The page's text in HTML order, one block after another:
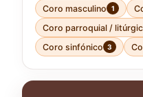
Coro masculino 1
Coro parroquial /
Coro sinfónico 3